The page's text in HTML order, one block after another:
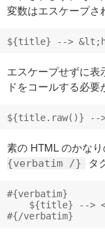
変数はエスケープさ
エスケープせずに表
ドをコールする必要
素の HTML のかな
{verbatim /}
タ
#{verbatim}
${title} -->